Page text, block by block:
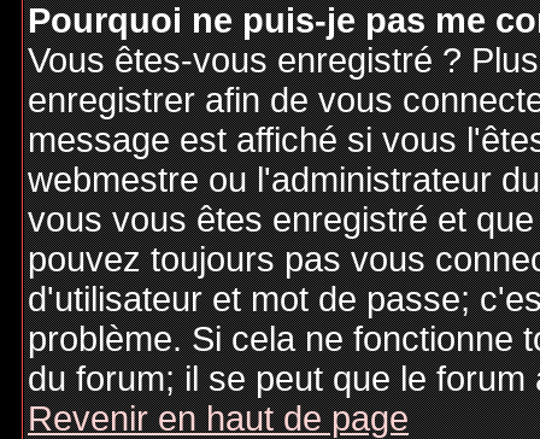
Pourquoi ne puis-je pas me
Vous êtes-vous enregistré ?
enregistrer afin de vous
message est affiché si vous
webmestre ou l'administrateur
vous vous êtes enregistré et
pouvez toujours pas vous
d'utilisateur et mot de passe;
problème. Si cela ne fonctionne
du forum; il se peut que le
Revenir en haut de page